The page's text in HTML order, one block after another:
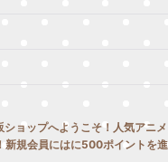
ョップへようこそ！人気アニ
新規会員にはに500ポイントを進